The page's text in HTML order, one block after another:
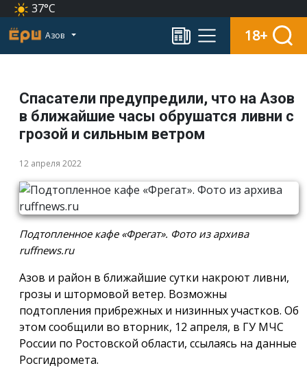
37°C
Азов 18+
Спасатели предупредили, что на Азов
в ближайшие часы обрушатся ливни с
грозой и сильным ветром
12 апреля 2022
Подтопленное кафе «Фрегат». Фото из архива
ruffnews.ru
Азов и район в ближайшие сутки накроют ливни,
грозы и штормовой ветер. Возможны
подтопления прибрежных и низинных участков. Об
этом сообщили во вторник, 12 апреля, в ГУ МЧС
России по Ростовской области, ссылаясь на данные
Росгидромета.